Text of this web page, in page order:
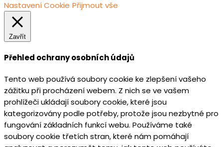
Nastavení Cookie Přijmout vše
Zavřít
Přehled ochrany osobních údajů
Tento web používá soubory cookie ke zlepšení vašeho
zážitku při procházení webem. Z nich se ve vašem
prohlížeči ukládají soubory cookie, které jsou
kategorizovány podle potřeby, protože jsou nezbytné pro
fungování základních funkcí webu. Používáme také
soubory cookie třetích stran, které nám pomáhají